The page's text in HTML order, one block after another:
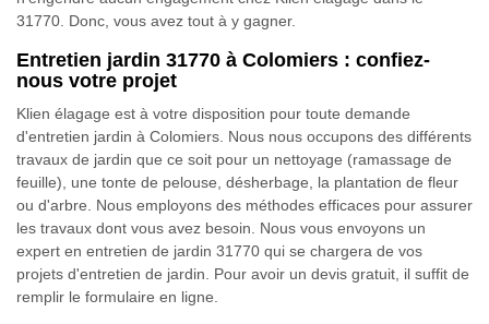
31770. Donc, vous avez tout à y gagner.
Entretien jardin 31770 à Colomiers : confiez-
nous votre projet
Klien élagage est à votre disposition pour toute demande
d'entretien jardin à Colomiers. Nous nous occupons des différents
travaux de jardin que ce soit pour un nettoyage (ramassage de
feuille), une tonte de pelouse, désherbage, la plantation de fleur
ou d'arbre. Nous employons des méthodes efficaces pour assurer
les travaux dont vous avez besoin. Nous vous envoyons un
expert en entretien de jardin 31770 qui se chargera de vos
projets d'entretien de jardin. Pour avoir un devis gratuit, il suffit de
remplir le formulaire en ligne.